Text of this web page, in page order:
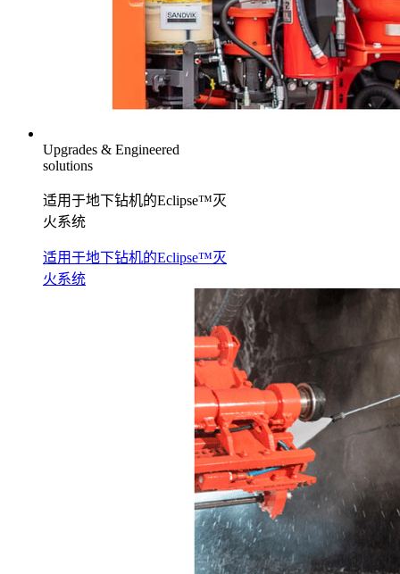
Upgrades & Engineered
solutions
适用于地下钻机的Eclipse™灭
火系统
适用于地下钻机的Eclipse™灭
火系统